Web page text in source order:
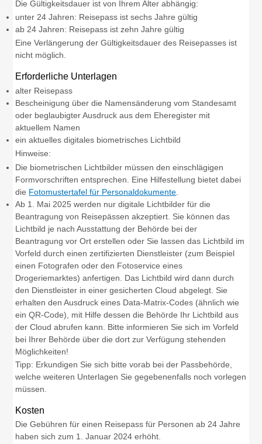
Die Gültigkeitsdauer ist von Ihrem Alter abhängig:
unter 24 Jahren: Reisepass ist sechs Jahre gültig
ab 24 Jahren: Reisepass ist zehn Jahre gültig
Eine Verlängerung der Gültigkeitsdauer des Reisepasses ist
nicht möglich.
Erforderliche Unterlagen
alter Reisepass
Bescheinigung über die Namensänderung vom Standesamt
oder beglaubigter Ausdruck aus dem Eheregister mit
aktuellem Namen
ein aktuelles digitales biometrisches Lichtbild
Hinweise:
Die biometrischen Lichtbilder müssen den einschlägigen
Formvorschriften entsprechen. Eine Hilfestellung bietet dabei
die Fotomustertafel für Personaldokumente
Ab 1. Mai 2025 werden nur digitale Lichtbilder für die
Beantragung von Reisepässen akzeptiert. Sie können das
Lichtbild je nach Ausstattung der Behörde bei der
Beantragung vor Ort erstellen oder Sie lassen das Lichtbild im
Vorfeld durch einen zertifizierten Dienstleister (zum Beispiel
einen Fotografen oder den Fotoservice eines
Drogeriemarktes) anfertigen.
Das Lichtbild wird dann durch
den Dienstleister in einer gesicherten Cloud abgelegt. Sie
erhalten den Ausdruck eines Data-Matrix-Codes (ähnlich wie
ein QR-Code), mit Hilfe dessen die Behörde Ihr Lichtbild aus
der Cloudabrufen kann.
Bitte informieren Sie sich im Vorfeld
bei Ihrer Behörde über die dort zur Verfügung stehenden
Möglichkeiten!
Tipp: Erkundigen Sie sich bitte vorab bei der Passbehörde,
welche weiteren Unterlagen Sie gegebenenfalls noch vorlegen
müssen.
Kosten
Die Gebühren für einen Reisepass für Personen ab 24 Jahre
haben sich zum 1. Januar 2024 erhöht.